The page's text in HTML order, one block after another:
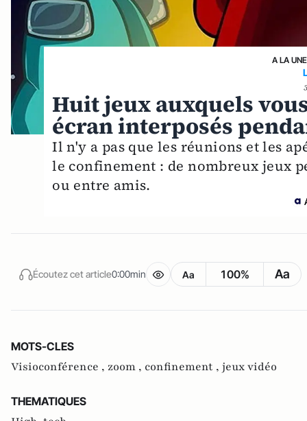
A LA UNE
Huit jeux auxquels
écran interposés
Il n'y a pas que les réunions et les
le confinement : de nombreux jeux
ou entre amis.
Écoutez cet article0:00min Aa 100% Aa
MOTS-CLES
Visioconférence , zoom , confinement , jeux vidéo
THEMATIQUES